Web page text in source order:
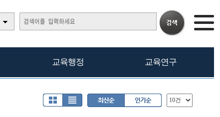
교육행정 교육연구